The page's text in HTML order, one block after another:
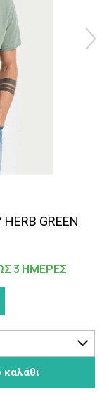
GREEN
3 ΗΜΕΡΕΣ